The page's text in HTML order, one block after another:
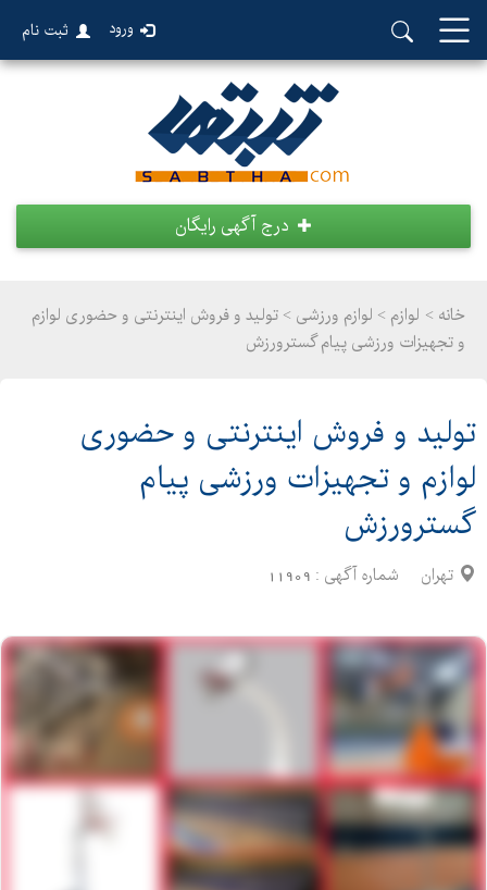
ورود ثبت نام
درج آگهی رایگان
خانه > لوازم > لوازم ورزشی > تولید و فروش اینترنتی و حضوری لوازم
و تجهیزات ورزشی پیام گسترورزش
تولید و فروش اینترنتی و حضوری
لوازم و تجهیزات ورزشی پیام
گسترورزش
تهران شماره آگهی : 11909